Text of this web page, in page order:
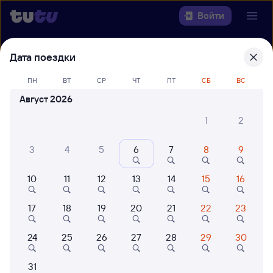
Войти
Выберите день, чтобы найти
билеты Кизляр — Астрахань
22 года работаем для вас
Когда
Кто едет
Найти поезда
Дата поездки
ПН ВТ СР ЧТ ПТ СБ ВС
Август 2026
1
2
3 4 5 6 7 8 9
10 11 12 13 14 15 16
17 18 19 20 21 22 23
24 25 26 27 28 29 30
31